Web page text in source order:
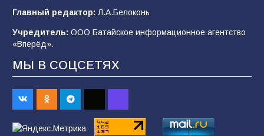
В детском саду № 35 дети освоили
строительные профессии в ходе
спортивного праздника
89
«Слухами Москву не возьмёшь»: почему
заявления Киева о мобилизации — это
отчаяние, а не разведка
83 02.08.2026
Главный редактор: Л.А.Белоконь
Учредитель: ООО Батайское информационное агентство
«Вперёд».
МЫ В СОЦСЕТЯХ